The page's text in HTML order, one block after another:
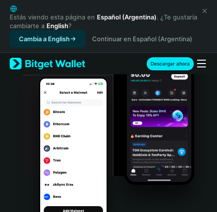
English
日本語
Tiếng Việt
Русский
Español (Latinoamérica)
Türkçe
Italiano
Português (Portugal)
Bahasa Indonesia
Português (Brasil)
Estás viendo esta página en Español (Argentina). ¿Te gustaría
cambiarte a English?
Cambia a English
Continuar en Español (Argentina)
Descargar ahora